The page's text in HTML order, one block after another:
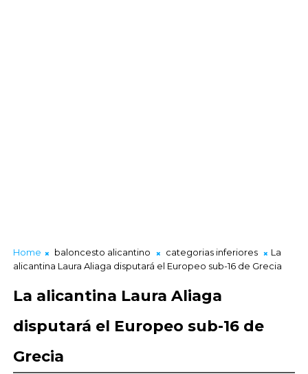
Home baloncesto alicantino categorias inferiores
La
alicantina Laura Aliaga disputará el Europeo sub-16 de Grecia
La alicantina Laura Aliaga
disputará el Europeo sub-16 de
Grecia